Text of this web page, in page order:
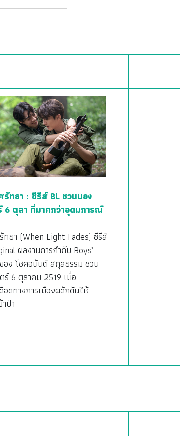
ทธา : ซีรีส์ BL ชวนมอง
6 ตุลา ที่มากกว่าอุดมการณ์
ธา (When Light Fades) ซีรีส์
ผลงานการกำกับ Boys’
อง โชคอนันต์ สกุลธรรม ชวน
ร์ 6 ตุลาคม 2519 เมื่อ
ดทางการเมืองผลักดันให้
ป่า